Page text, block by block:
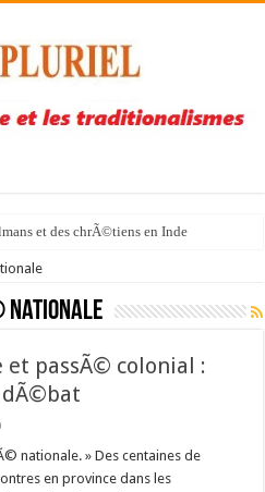
et des chrÃ©tiens en Inde
nationale
passÃ© colonial :
nationale. » Des centaines de
en province dans les